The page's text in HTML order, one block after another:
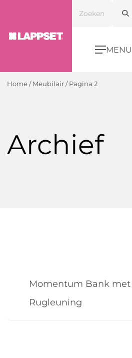
MENU
Home / Meubilair / Pagina 2
Archief
Momentum Bank met
Rugleuning